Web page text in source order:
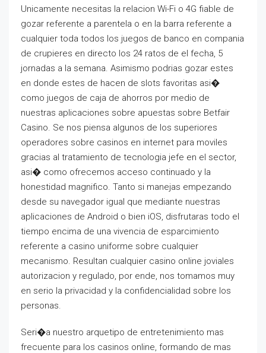
Unicamente necesitas la relacion Wi-Fi o 4G fiable de
gozar referente a parentela o en la barra referente a
cualquier toda todos los juegos de banco en compania
de crupieres en directo los 24 ratos de el fecha, 5
jornadas a la semana. Asimismo podrias gozar estes
en donde estes de hacen de slots favoritas asi�
como juegos de caja de ahorros por medio de
nuestras aplicaciones sobre apuestas sobre Betfair
Casino. Se nos piensa algunos de los superiores
operadores sobre casinos en internet para moviles
gracias al tratamiento de tecnologia jefe en el sector,
asi� como ofrecemos acceso continuado y la
honestidad magnifico. Tanto si manejas empezando
desde su navegador igual que mediante nuestras
aplicaciones de Android o bien iOS, disfrutaras todo el
tiempo encima de una vivencia de esparcimiento
referente a casino uniforme sobre cualquier
mecanismo. Resultan cualquier casino online joviales
autorizacion y regulado, por ende, nos tomamos muy
en serio la privacidad y la confidencialidad sobre los
personas.
Seri�a nuestro arquetipo de entretenimiento mas
frecuente para los casinos online, formando de mas